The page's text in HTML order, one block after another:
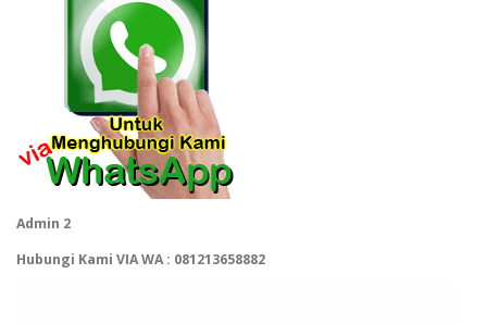
Admin 2
Hubungi Kami VIA WA : 081213658882